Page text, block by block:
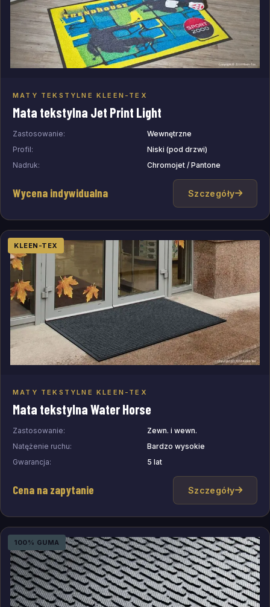
MATY TEKSTYLNE KLEEN-TEX
Mata tekstylna Jet Print Light
Zastosowanie:
Wewnętrzne
Profil:
Niski (pod drzwi)
Nadruk:
Chromojet / Pantone
Wycena indywidualna Szczegóły
KLEEN-TEX
MATY TEKSTYLNE KLEEN-TEX
Mata tekstylna Water Horse
Zastosowanie:
Zewn. i wewn.
Natężenie ruchu:
Bardzo wysokie
Gwarancja:
5 lat
Cena na zapytanie Szczegóły
100% GUMA